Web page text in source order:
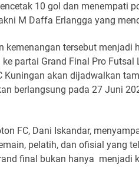
10 gol dan menempati
M Daffa Erlangga yang
kemenangan tersebut menjadi
partai Grand Final Pro Futsal
Kuningan akan dijadwalkan
berlangsung pada 27 Juni
FC, Dani Iskandar,
pelatih, dan ofisial yang
final bukan hanya menjadi